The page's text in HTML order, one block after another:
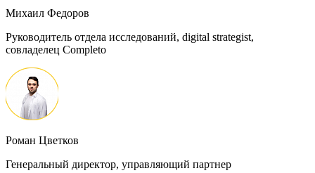
Михаил Федоров
Руководитель отдела исследований, digital strategist,
совладелец Completo
Роман Цветков
Генеральный директор, управляющий партнер